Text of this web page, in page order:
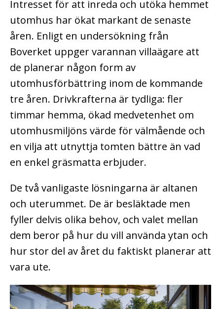
Intresset för att inreda och utöka hemmet
utomhus har ökat markant de senaste
åren. Enligt en undersökning från
Boverket uppger varannan villaägare att
de planerar någon form av
utomhusförbättring inom de kommande
tre åren. Drivkrafterna är tydliga: fler
timmar hemma, ökad medvetenhet om
utomhusmiljöns värde för välmående och
en vilja att utnyttja tomten bättre än vad
en enkel gräsmatta erbjuder.
De två vanligaste lösningarna är altanen
och uterummet. De är besläktade men
fyller delvis olika behov, och valet mellan
dem beror på hur du vill använda ytan och
hur stor del av året du faktiskt planerar att
vara ute.